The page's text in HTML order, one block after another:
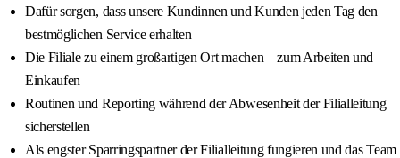
Dafür sorgen, dass unsere Kundinnen und Kunden jeden Tag den
bestmöglichen Service erhalten
Die Filiale zu einem großartigen Ort machen – zum Arbeiten und
Einkaufen
Routinen und Reporting während der Abwesenheit der Filialleitung
sicherstellen
Als engster Sparringspartner der Filialleitung fungieren und das Team